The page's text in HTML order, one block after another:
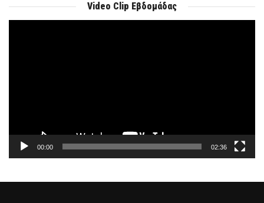
Video Clip Εβδομάδας
00:00 02:36